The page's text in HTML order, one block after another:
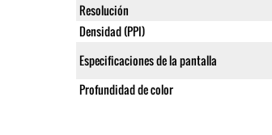
Resolución
Densidad (PPI)
Especificaciones de la pantalla
Profundidad de color